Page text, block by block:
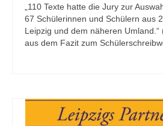
„110 Texte hatte die Jury zur
67 Schülerinnen und Schülern aus
Leipzig und dem näheren Umland.“
aus dem Fazit zum